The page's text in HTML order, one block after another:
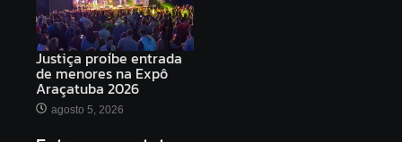
Justiça proíbe entrada
de menores na Expô
Araçatuba 2026
agosto 5, 2026